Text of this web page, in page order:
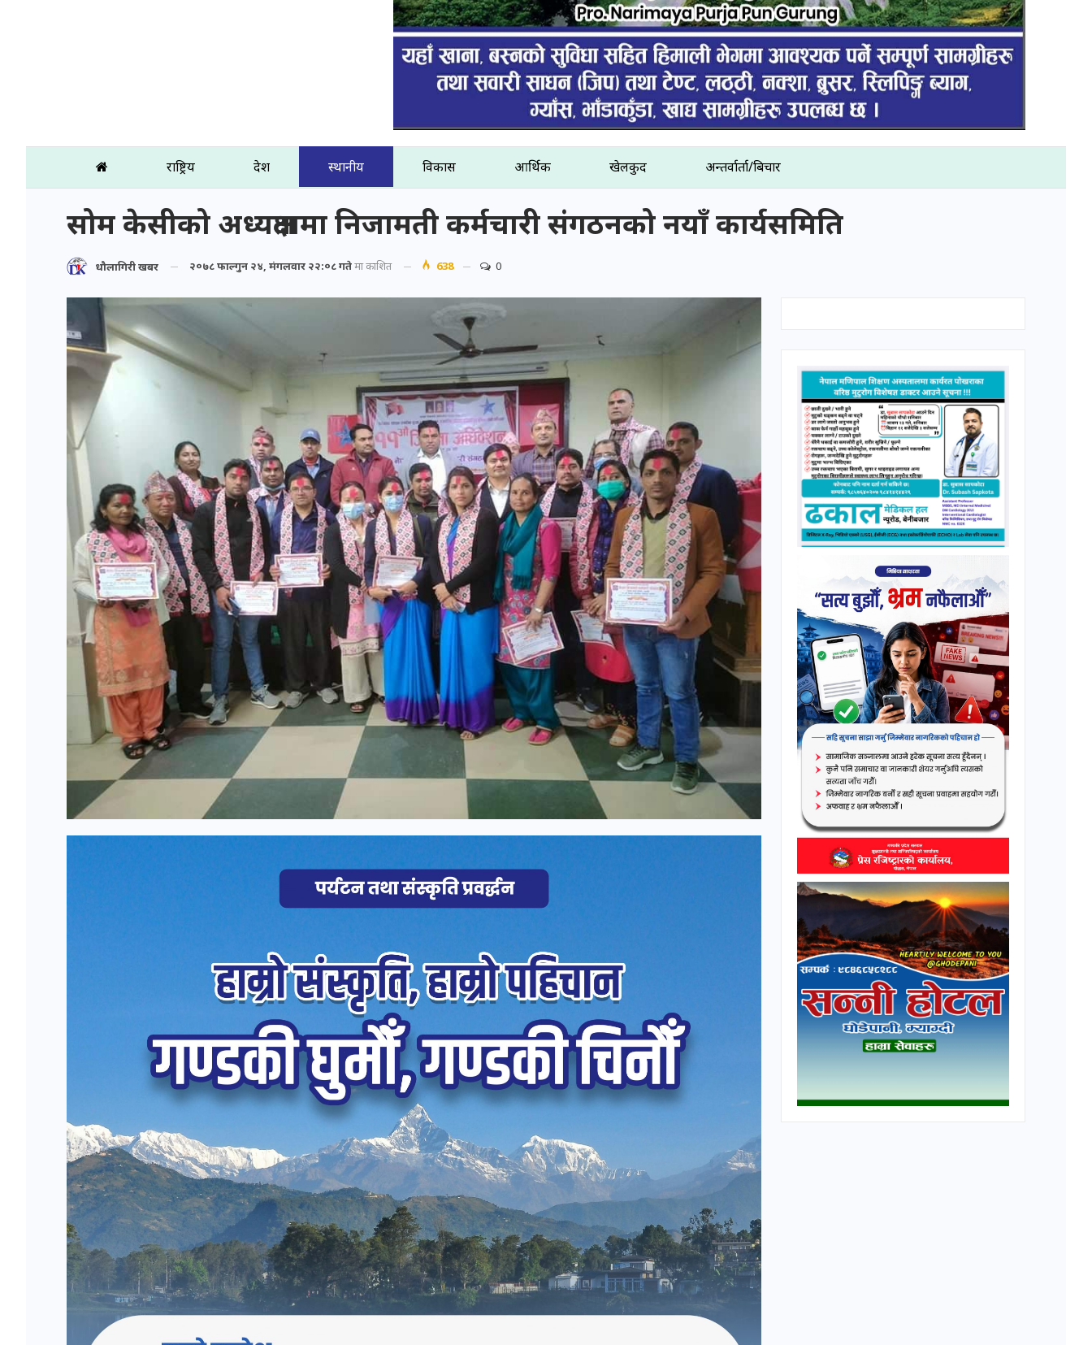
राष्ट्रिय प्रदेश स्थानीय विकास आर्थिक खेलकुद अन्तर्वार्ता/बिचार
सोम केसीको अध्यक्षतामा निजामती कर्मचारी संगठनको नयाँ कार्यसमिति
धौलागिरी खबर २०७८ फाल्गुन २४, मंगलवार २२:०८ गतेमा प्रकाशित 638 0